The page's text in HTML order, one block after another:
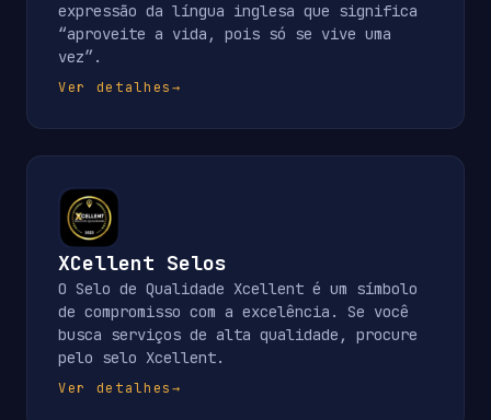
expressão da língua inglesa que significa
“aproveite a vida, pois só se vive uma
vez”.
Ver detalhes→
XCellent Selos
O Selo de Qualidade Xcellent é um símbolo
de compromisso com a excelência. Se você
busca serviços de alta qualidade, procure
pelo selo Xcellent.
Ver detalhes→